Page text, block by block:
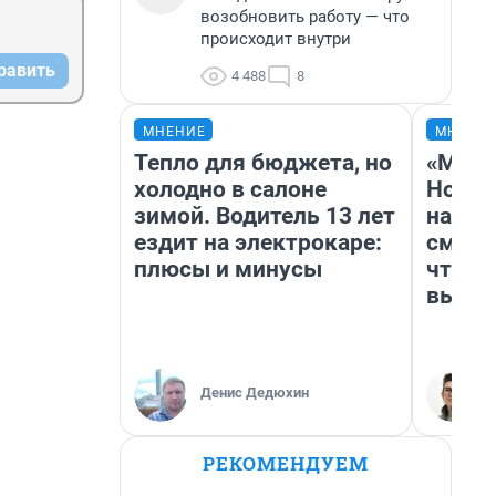
возобновить работу — что
происходит внутри
4 488 8
МНЕНИЕ
Тепло для бюджета, но
холодно в салоне
зимой. Водитель 13 лет
ездит на электрокаре:
плюсы и минусы
Денис Дедюхин
«Мы
РЕКОМЕНДУЕМ